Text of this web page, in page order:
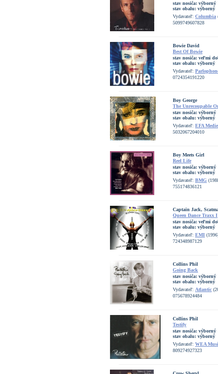
stav nosiča: výborný
stav obalu: výborný
Vydavateľ: Columbia
5099749607828
Bowie David
Best Of Bowie
stav nosiča: veľmi
stav obalu: výborný
Vydavateľ:
0724354191220
Boy George
The Unrecoupable
stav nosiča: výborný
stav obalu: výborný
Vydavateľ: EFA
5032067204010
Boy Meets Girl
Reel Life
stav nosiča: výborný
stav obalu: výborný
Vydavateľ: BMG
755174836121
Captain Jack,
Queen Dance Traxx I
stav nosiča: veľmi
stav obalu: výborný
Vydavateľ: EMI
724348987129
Collins Phil
Going Back
stav nosiča: výborný
stav obalu: výborný
Vydavateľ: Atlantic
075678924484
Collins Phil
Testify
stav nosiča: výborný
stav obalu: výborný
Vydavateľ: WEA
809274927323